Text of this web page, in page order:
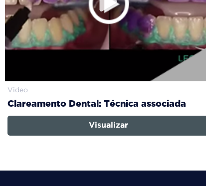
Video
Clareamento Dental: Técnica associada
Visualizar